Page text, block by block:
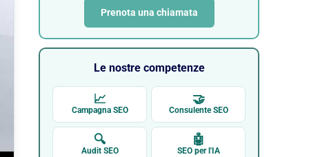
Prenota una chiamata
Le nostre competenze
📈
Campagna SEO
🤝
Consulente SEO
🔍
Audit SEO
🤖
SEO per l'IA